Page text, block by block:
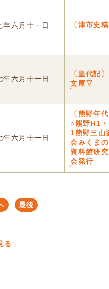
年六月十一日 〔津市史
年六月十一日
〔皇代記
文庫▽
年六月十一日
〔熊野年
○熊野H1
1熊野三山
会みくま
資料館研
会発行
最後
る